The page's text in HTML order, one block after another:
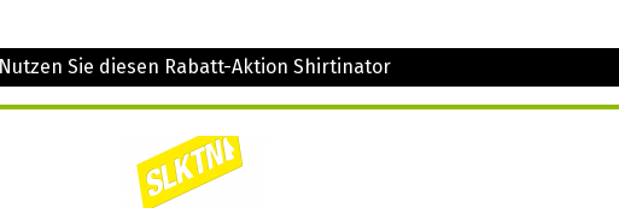
Nutzen Sie diesen Rabatt-Aktion Shirtinator